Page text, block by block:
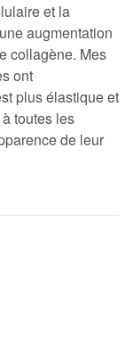
et la
augmentation
collagène. Mes
ont
plus élastique et
toutes les
de leur